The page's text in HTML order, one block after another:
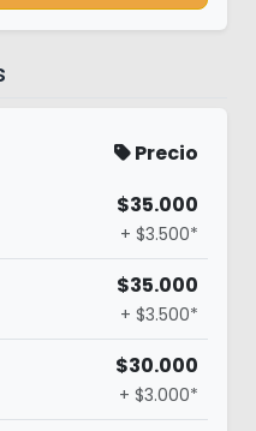
Precio
$35.000
+ $3.500*
$35.000
+ $3.500*
$30.000
+ $3.000*